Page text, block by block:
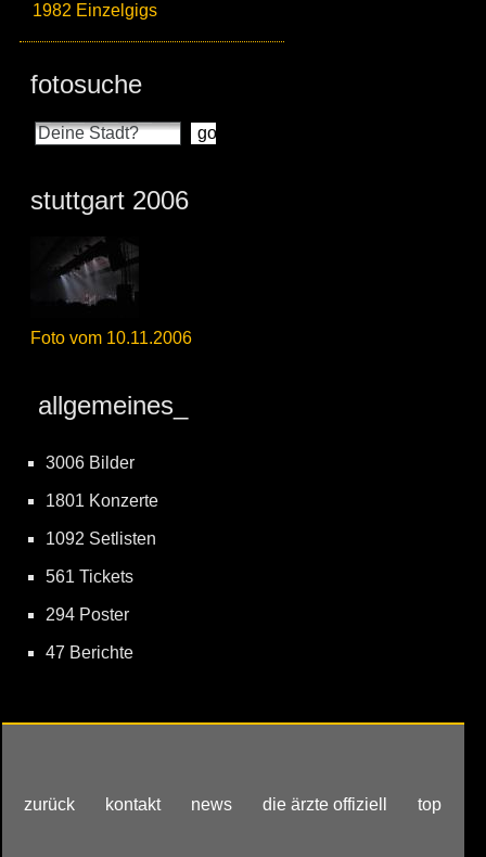
1982 Einzelgigs
fotosuche
stuttgart 2006
Foto vom 10.11.2006
allgemeines_
3006 Bilder
1801 Konzerte
1092 Setlisten
561 Tickets
294 Poster
47 Berichte
zurück kontakt news die ärzte offiziell top